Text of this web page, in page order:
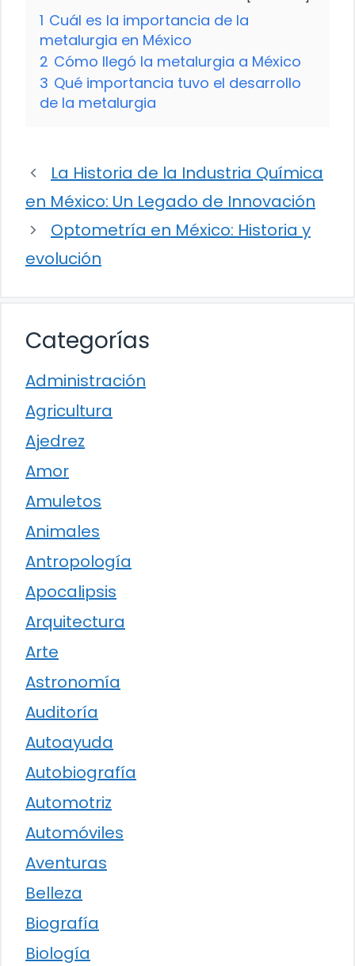
1 Cuál es la importancia de la
metalurgia en México
2 Cómo llegó la metalurgia a México
3 Qué importancia tuvo el desarrollo
de la metalurgia
La Historia de la Industria Química
en México: Un Legado de Innovación
Optometría en México: Historia y
evolución
Categorías
Administración
Agricultura
Ajedrez
Amor
Amuletos
Animales
Antropología
Apocalipsis
Arquitectura
Arte
Astronomía
Auditoría
Autoayuda
Autobiografía
Automotriz
Automóviles
Aventuras
Belleza
Biografía
Biología